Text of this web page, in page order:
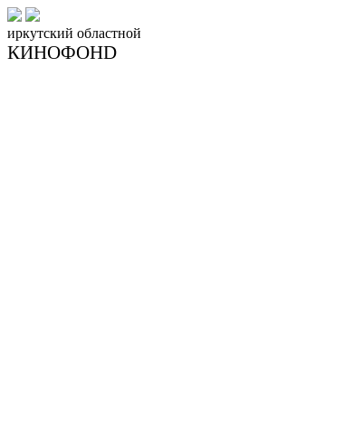
иркутский областной
КИНОФОНD